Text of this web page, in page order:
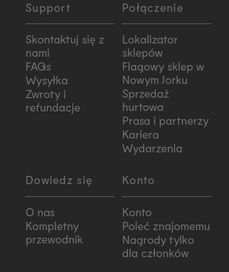
Support
Skontaktuj się z
nami
FAQs
Wysyłka
Zwroty i
refundacje
Połączenie
Lokalizator
sklepów
Flagowy sklep w
Nowym Jorku
Sprzedaż
hurtowa
Prasa i partnerzy
Kariera
Wydarzenia
Dowiedz się
O nas
Kompletny
przewodnik
Konto
Konto
Poleć znajomemu
Nagrody tylko
dla członków